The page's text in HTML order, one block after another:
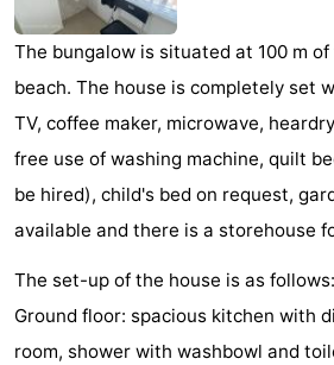
Zandput
Duinzicht
-
Joossesweg
-
Kustlicht
Meerpaal
-
Strandcamping
-
Bos
Last
The bungalow is situated at 100 m
beach. The house is completely set
TV, coffee maker, microwave,
free use of washing machine, quilt
be hired), child's bed on request,
available and there is a storehouse
The set-up of the house is as follows:
Ground floor: spacious kitchen with
room, shower with washbowl and